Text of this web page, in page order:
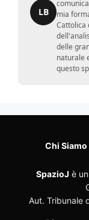
LB
mia
Cattolica
delle
naturale
questo
Chi Siamo
SpazioJ è
Aut. Tribunale